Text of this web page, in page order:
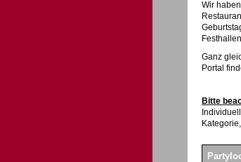
Wir
Ganz
Portal
Bitte